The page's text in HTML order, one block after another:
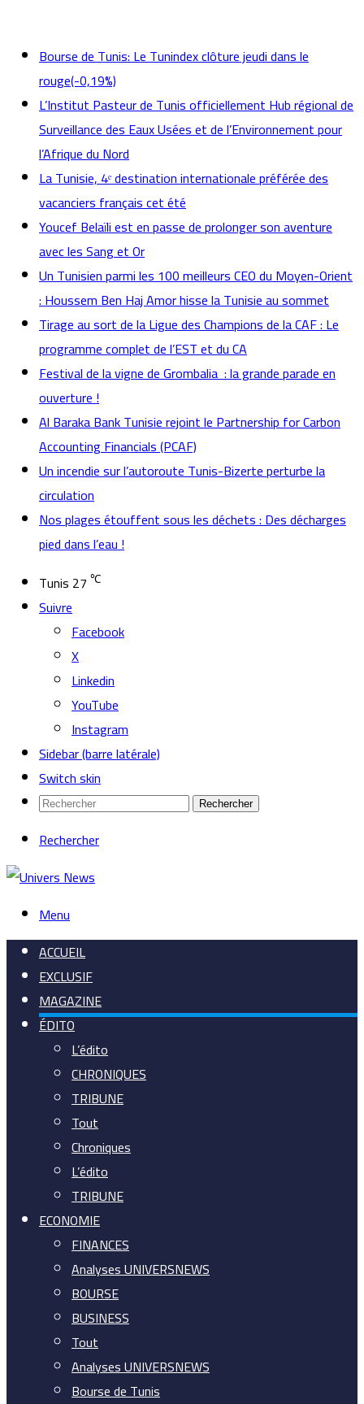
Bourse de Tunis: Le Tunindex clôture jeudi dans le
rouge(-0,19%)
L’Institut Pasteur de Tunis officiellement Hub régional de
Surveillance des Eaux Usées et de l’Environnement pour
l’Afrique du Nord
La Tunisie, 4ᵉ destination internationale préférée des
vacanciers français cet été
Youcef Belaïli est en passe de prolonger son aventure
avec les Sang et Or
Un Tunisien parmi les 100 meilleurs CEO du Moyen-Orient
: Houssem Ben Haj Amor hisse la Tunisie au sommet
Tirage au sort de la Ligue des Champions de la CAF : Le
programme complet de l’EST et du CA
Festival de la vigne de Grombalia : la grande parade en
ouverture !
Al Baraka Bank Tunisie rejoint le Partnership for Carbon
Accounting Financials (PCAF)
Un incendie sur l’autoroute Tunis-Bizerte perturbe la
circulation
Nos plages étouffent sous les déchets : Des décharges
pied dans l’eau !
Tunis 27 ℃
Suivre
Facebook
X
Linkedin
YouTube
Instagram
Sidebar (barre latérale)
Switch skin
Rechercher
Rechercher
Menu
ACCUEIL
EXCLUSIF
MAGAZINE
ÉDITO
L’édito
CHRONIQUES
TRIBUNE
Tout
Chroniques
L’édito
TRIBUNE
ECONOMIE
FINANCES
Analyses UNIVERSNEWS
BOURSE
BUSINESS
Tout
Analyses UNIVERSNEWS
Bourse de Tunis